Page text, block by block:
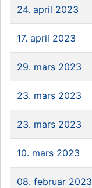
24. april 2023
17. april 2023
29. mars 2023
23. mars 2023
23. mars 2023
10. mars 2023
08. februar 2023